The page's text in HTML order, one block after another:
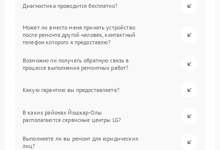
Диагностика проводится бесплатно?
Может ли вместо меня принять устройство
после ремонта другой человек, контактный
телефон которого я предоставлю?
Возможно ли получать обратную связь в
процессе выполнения ремонтных работ?
Какую гарантию вы предоставляете?
В каких районах Йошкар-Олы
располагаются сервисные центры LG?
Выполняете ли вы ремонт для юридических
лиц?